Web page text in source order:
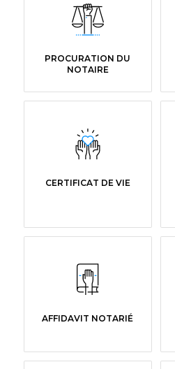
PROCURATION DU
NOTAIRE
CERTIFICAT DE VIE
AFFIDAVIT NOTARIÉ